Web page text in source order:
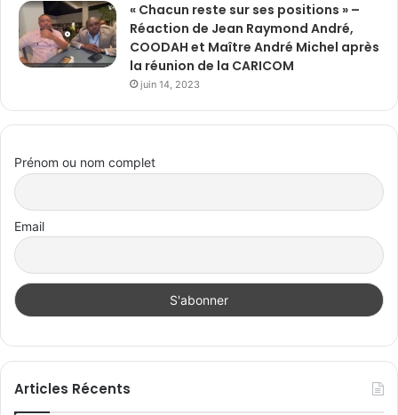
« Chacun reste sur ses positions » –
Réaction de Jean Raymond André,
COODAH et Maître André Michel après
la réunion de la CARICOM
juin 14, 2023
Prénom ou nom complet
Email
Articles Récents